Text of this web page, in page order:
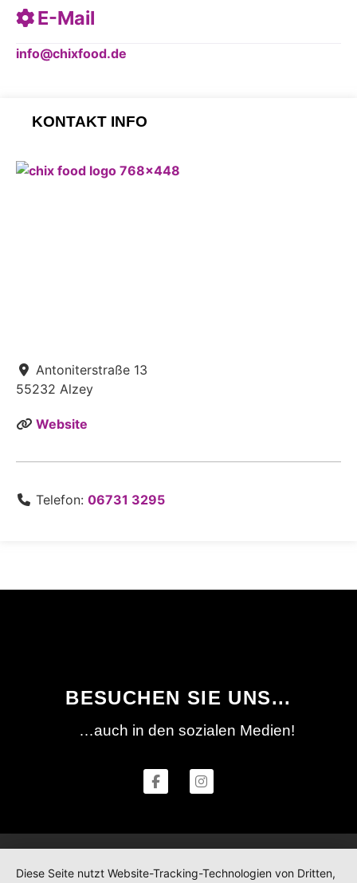
E-Mail
info@chixfood.de
KONTAKT INFO
Antoniterstraße 13
55232 Alzey
Website
Telefon: 06731 3295
BESUCHEN SIE UNS...
…auch in den sozialen Medien!
Diese Seite nutzt Website-Tracking-Technologien von Dritten,